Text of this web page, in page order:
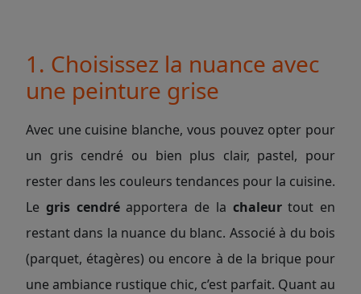
1. Choisissez la nuance avec
une peinture grise
Avec une cuisine blanche, vous pouvez opter pour
un gris cendré ou bien plus clair, pastel, pour
rester dans les couleurs tendances pour la cuisine.
Le gris cendréapportera de la chaleurtout en
restant dans la nuance du blanc. Associé à du bois
(parquet, étagères) ou encore à de la brique pour
une ambiance rustique chic, c’est parfait. Quant au